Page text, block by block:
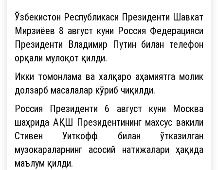
Ўзбекистон Республикаси Президенти Шавкат
Мирзиёев 8 август куни Россия Федерацияси
Президенти Владимир Путин билан телефон
орқали мулоқот қилди.
Икки томонлама ва халқаро аҳамиятга молик
долзарб масалалар кўриб чиқилди.
Россия Президенти 6 август куни Москва
шаҳрида АҚШ Президентининг махсус вакили
Стивен Уиткофф билан ўтказилган
музокараларнинг асосий натижалари ҳақида
маълум қилди.